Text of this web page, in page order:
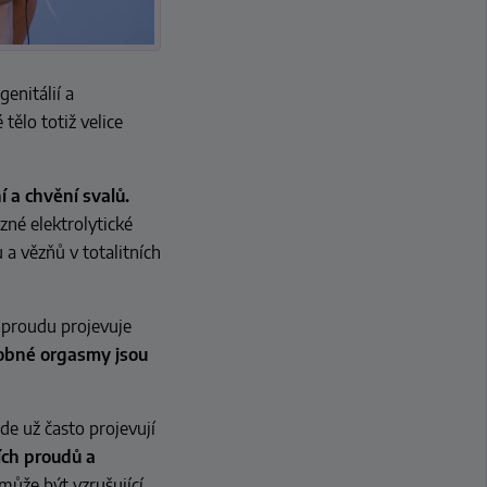
a
tělo totiž velice
a chvění svalů.
elektrolytické
a vězňů v totalitních
projevuje
orgasmy jsou
už často projevují
proudů a